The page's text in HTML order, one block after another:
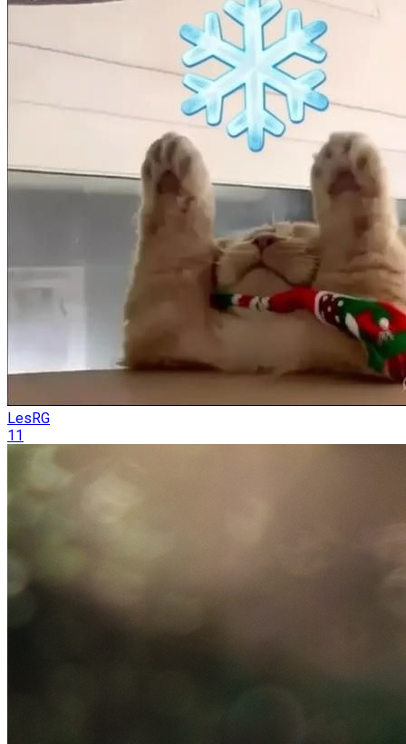
LesRG
11